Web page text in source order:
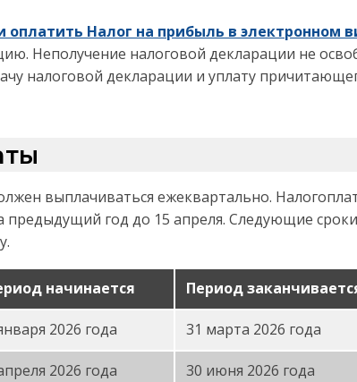
оплатить Налог на прибыль в электронном
Неполучение налоговой декларации не
налоговой декларации и уплату
выплачиваться ежеквартально.
предыдущий год до 15 апреля.Следующие
.
начинается Период
2026 года 31 марта 2026 года
2026 года 30 июня 2026 года